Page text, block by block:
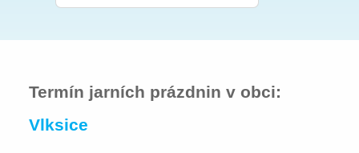
Termín jarních prázdnin v obci:
Vlksice